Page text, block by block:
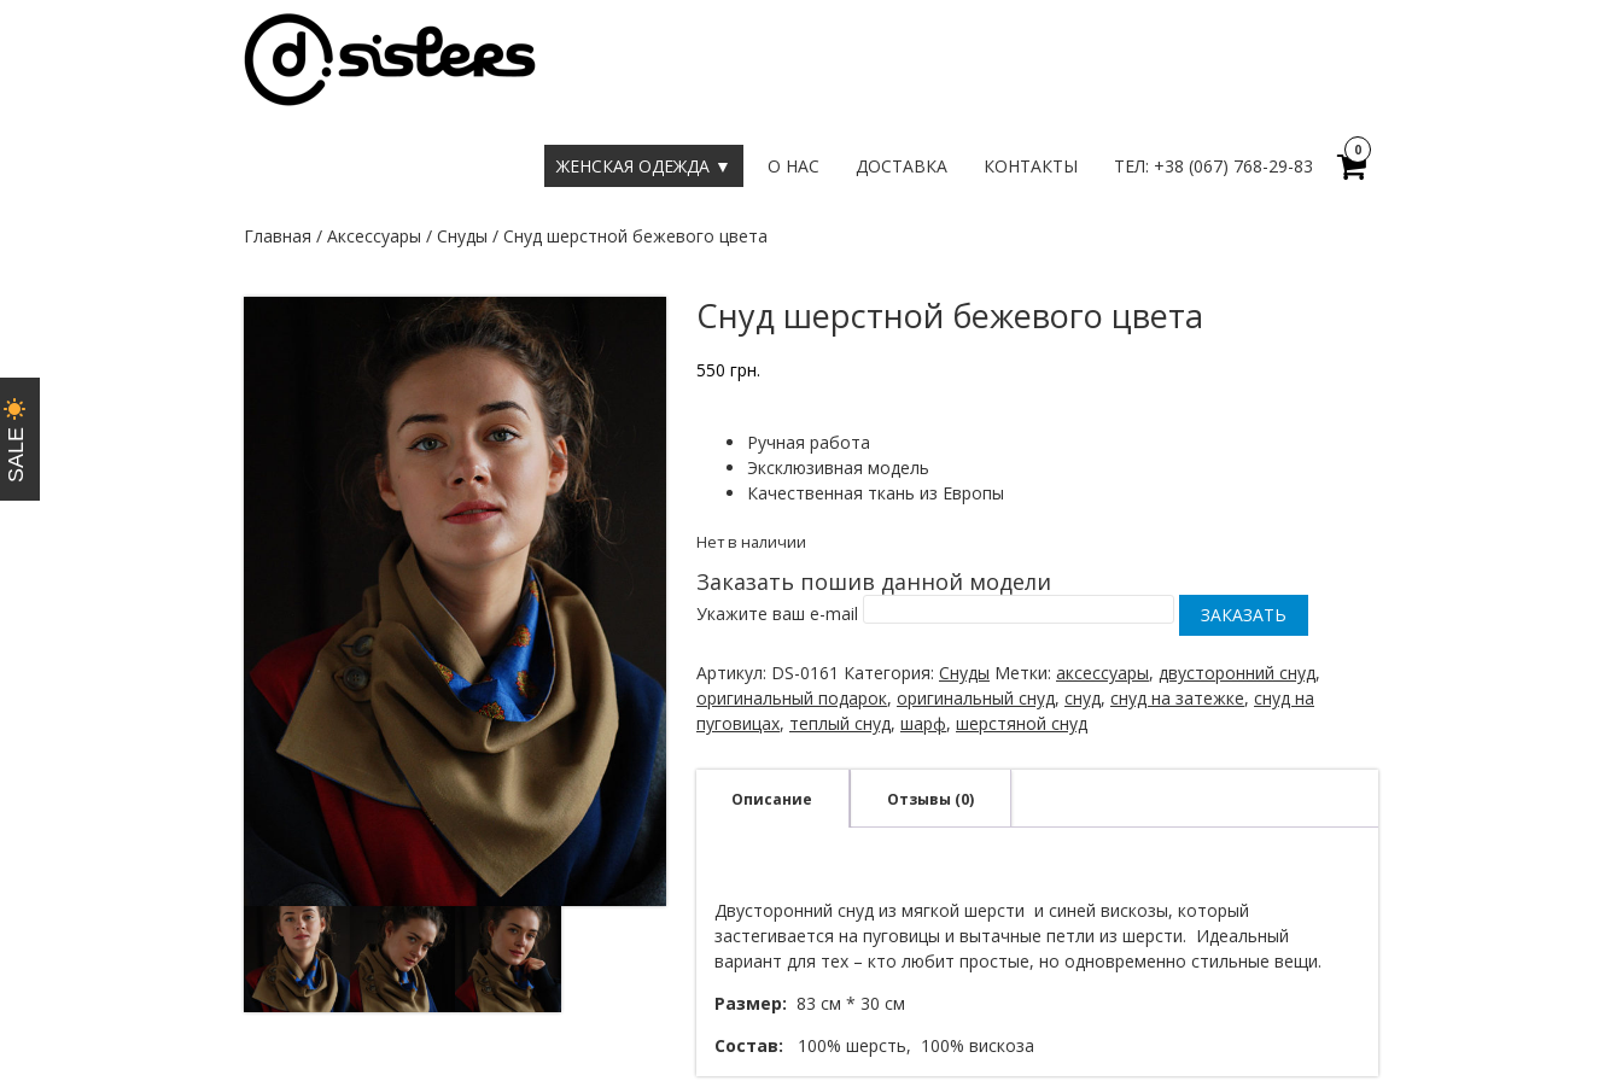
0
ЖЕНСКАЯ ОДЕЖДА ▼ О НАС ДОСТАВКА КОНТАКТЫ ТЕЛ: +38 (067) 768-29-83
SALE
Главная / Аксессуары / Снуды / Снуд шерстной бежевого цвета
Снуд шерстной бежевого цвета
550 грн.
Ручная работа
Эксклюзивная модель
Качественная ткань из Европы
Нет в наличии
Заказать пошив данной модели
Укажите ваш e-mail
Артикул: DS-0161 Категория: Снуды Метки: аксессуары, двусторонний снуд,
оригинальный подарок, оригинальный снуд, снуд, снуд на затежке, снуд на
пуговицах, теплый снуд, шарф, шерстяной снуд
Описание Отзывы (0)
Двусторонний снуд из мягкой шерсти и синей вискозы, который
застегивается на пуговицы и вытачные петли из шерсти. Идеальный
вариант для тех – кто любит простые, но одновременно стильные вещи.
Размер: 83 см * 30 см
Состав: 100% шерсть, 100% вискоза